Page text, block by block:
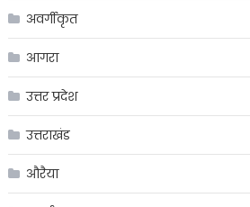
अवर्गीकृत
आगरा
उत्तर प्रदेश
उत्तराखंड
औरैया